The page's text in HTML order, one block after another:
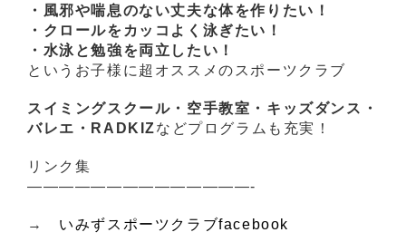
・風邪や喘息のない丈夫な体を作りたい！
・クロールをカッコよく泳ぎたい！
・水泳と勉強を両立したい！
というお子様に超オススメのスポーツクラブ
スイミングスクール・空手教室・キッズダンス・
バレエ・RADKIZなどプログラムも充実！
リンク集
——————————————-
→ いみずスポーツクラブfacebook